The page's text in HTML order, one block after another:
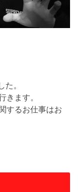
た。
きます。
するお仕事はお